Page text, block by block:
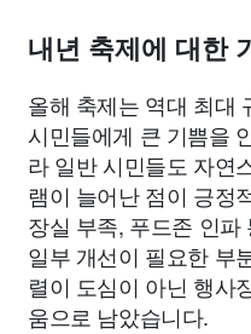
내년 축제에 대한
올해 축제는 역대 최대
시민들에게 큰 기쁨을
라 일반 시민들도 자연
램이 늘어난 점이 긍정
장실 부족, 푸드존 인
일부 개선이 필요한 부
렬이 도심이 아닌 행사
움으로 남았습니다.